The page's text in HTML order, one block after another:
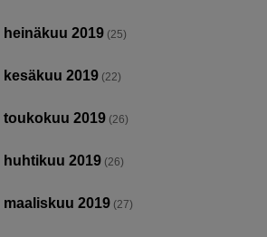
heinäkuu 2019 (25)
kesäkuu 2019 (22)
toukokuu 2019 (26)
huhtikuu 2019 (26)
maaliskuu 2019 (27)